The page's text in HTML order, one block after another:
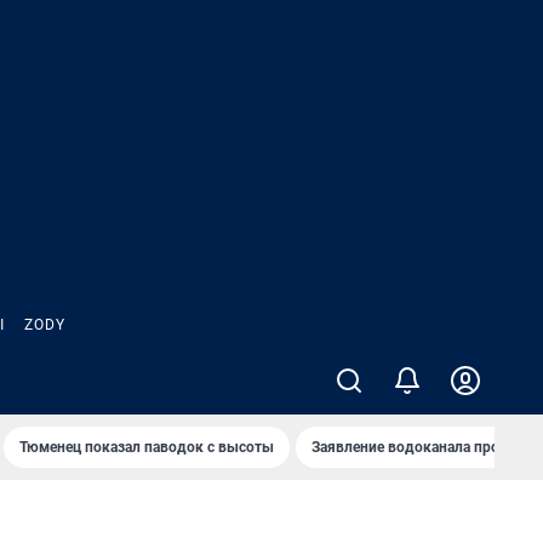
ZODY
Тюменец показал паводок с высоты Заявление водоканала про